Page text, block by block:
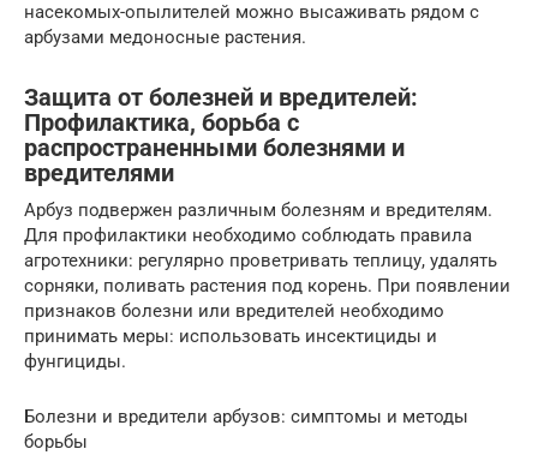
насекомых-опылителей можно высаживать рядом с
арбузами медоносные растения.
Защита от болезней и вредителей:
Профилактика, борьба с
распространенными болезнями и
вредителями
Арбуз подвержен различным болезням и вредителям.
Для профилактики необходимо соблюдать правила
агротехники: регулярно проветривать теплицу, удалять
сорняки, поливать растения под корень. При появлении
признаков болезни или вредителей необходимо
принимать меры: использовать инсектициды и
фунгициды.
Болезни и вредители арбузов: симптомы и методы
борьбы